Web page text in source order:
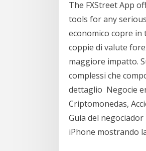
The FXStreet App
tools for any
economico copre in
coppie di valute
maggiore impatto.
complessi che
dettaglio Negocie
Criptomonedas,
Guía del negociador
iPhone mostrando